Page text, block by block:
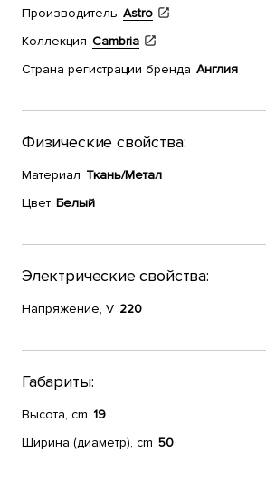
Производитель Astro
Коллекция Cambria
Страна регистрации бренда Англия
Физические свойства:
Материал Ткань/Метал
Цвет Белый
Электрические свойства:
Напряжение, V 220
Габариты:
Высота, cm 19
Ширина (диаметр), cm 50